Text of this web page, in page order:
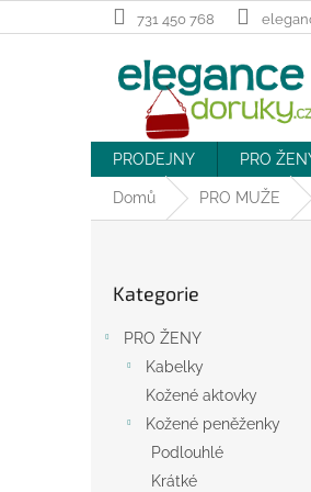
na
731 450 768
PRODEJNY PRO
Domů PRO MUŽE
kategorie
Kategorie
PRO ŽENY
Kabelky
Kožené aktovky
Kožené peněženky
Podlouhlé
Krátké